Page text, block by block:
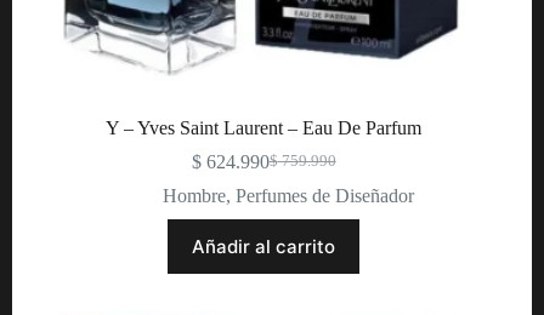
Y – Yves Saint Laurent – Eau De Parfum
$759.990
Original
price
$ 759.990.
$624.990Current
price
$ 624.990.
Hombre, Perfumes de Diseñador
Añadir al carrito